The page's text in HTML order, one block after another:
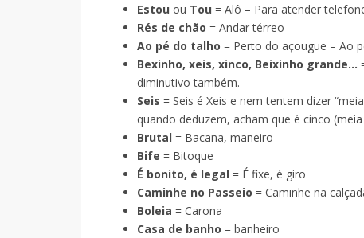
Estou ou Tou = Alô – Para atender
Rés de chão = Andar térreo
Ao pé do talho = Perto do açougue – Ao
Bexinho, xeis, xinco, Beixinho grande…
diminutivo também.
Seis = Seis é Xeis e nem tentem dizer
quando deduzem, acham que é cinco
Brutal = Bacana, maneiro
Bife = Bitoque
É bonito, é legal = É fixe, é giro
Caminhe no Passeio = Caminhe na
Boleia = Carona
Casa de banho = banheiro